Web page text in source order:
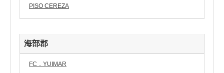
PISO CEREZA
海部郡
FC．YUIMAR